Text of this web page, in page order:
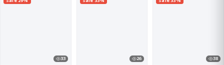
33 26 38